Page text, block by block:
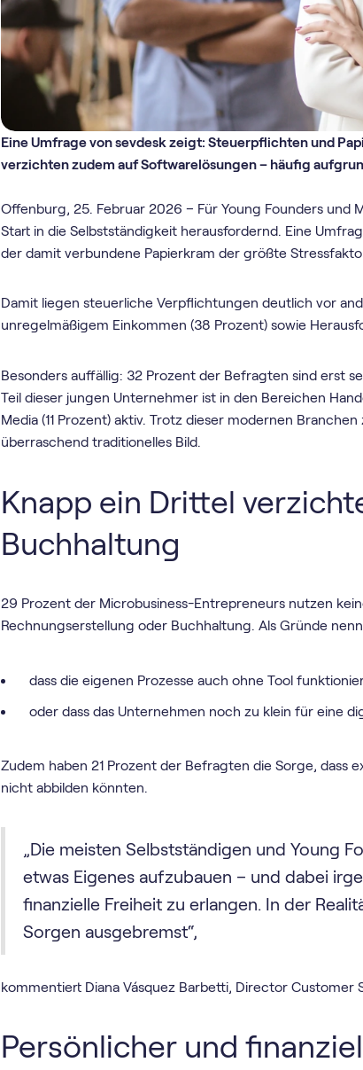
Eine Umfrage von sevdesk zeigt: Steuerpflichten und
verzichten zudem auf Softwarelösungen – häufig
Offenburg, 25. Februar 2026 – Für Young Founders und
Start in die Selbstständigkeit herausfordernd. Eine
der damit verbundene Papierkram der größte
Damit liegen steuerliche Verpflichtungen deutlich vor
unregelmäßigem Einkommen (38 Prozent) sowie
Besonders auffällig: 32 Prozent der Befragten sind erst
Teil dieser jungen Unternehmer ist in den Bereichen
Media (11 Prozent) aktiv. Trotz dieser modernen
überraschend traditionelles Bild.
Knapp ein Drittel
Buchhaltung
29 Prozent der Microbusiness-Entrepreneurs nutzen
Rechnungserstellung oder Buchhaltung. Als Gründe
dass die eigenen Prozesse auch ohne Tool
oder dass das Unternehmen noch zu klein für eine
Zudem haben 21 Prozent der Befragten die Sorge, dass
nicht abbilden könnten.
„Die meisten Selbstständigen und Young
etwas Eigenes aufzubauen – und dabei
finanzielle Freiheit zu erlangen. In der
Sorgen ausgebremst“,
kommentiert Diana Vásquez Barbetti, Director Customer
Persönlicher und